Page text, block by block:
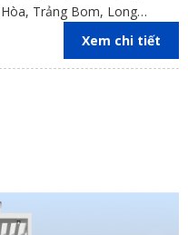
Trảng Bom, Long
Xem chi tiết